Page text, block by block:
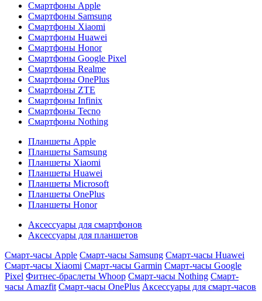
Смартфоны Apple
Смартфоны Samsung
Смартфоны Xiaomi
Смартфоны Huawei
Смартфоны Honor
Смартфоны Google Pixel
Смартфоны Realme
Смартфоны OnePlus
Смартфоны ZTE
Смартфоны Infinix
Смартфоны Tecno
Смартфоны Nothing
Планшеты Apple
Планшеты Samsung
Планшеты Xiaomi
Планшеты Huawei
Планшеты Microsoft
Планшеты OnePlus
Планшеты Honor
Аксессуары для смартфонов
Аксессуары для планшетов
Смарт-часы Apple Смарт-часы Samsung Смарт-часы Huawei
Смарт-часы Xiaomi Смарт-часы Garmin Смарт-часы Google
Pixel Фитнес-браслеты Whoop Смарт-часы Nothing Смарт-
часы Amazfit Смарт-часы OnePlus Аксессуары для смарт-часов